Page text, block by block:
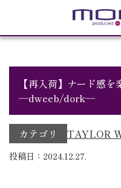
【再入荷】ナード感
―dweeb/dork―
カテゴリ TAYLOR
投稿日：2024.12.27.